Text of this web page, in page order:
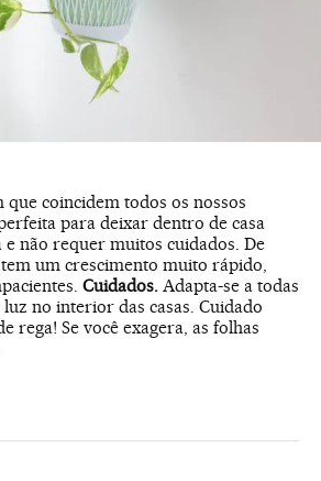
que coincidem todos os nossos
para deixar dentro de casa
não requer muitos cuidados. De
um crescimento muito rápido,
Cuidados. Adapta-se a todas
luz no interior das casas. Cuidado
rega! Se você exagera, as folhas